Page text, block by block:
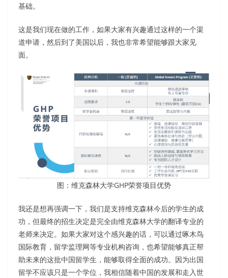
基础。
这是我们现在做的工作，如果大家有兴趣通过这样的一个渠
道申请，然后到了美国以后，我也非常希望能够跟大家见
面。
图：维克森林大学GHP荣誉项目优势
我还是想再强调一下，我们是支持维克森林今后的学生的成
功，但最终的招生决定是完全由维克森林大学的翻译专业的
老师来决定。如果大家对这个感兴趣的话，可以通过啄木鸟
国际教育，留学监理网等专业机构咨询，也希望能够真正帮
助未来的这批中国留学生，能够取得全面的成功。因为出国
留学不应该只是一个学位，我相信随着中国的发展和走入世